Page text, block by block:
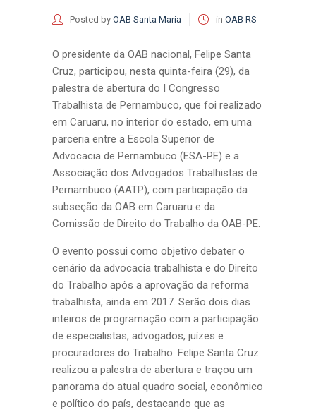
Posted by OAB Santa Maria in OAB RS
O presidente da OAB nacional, Felipe Santa
Cruz, participou, nesta quinta-feira (29), da
palestra de abertura do I Congresso
Trabalhista de Pernambuco, que foi realizado
em Caruaru, no interior do estado, em uma
parceria entre a Escola Superior de
Advocacia de Pernambuco (ESA-PE) e a
Associação dos Advogados Trabalhistas de
Pernambuco (AATP), com participação da
subseção da OAB em Caruaru e da
Comissão de Direito do Trabalho da OAB-PE.
O evento possui como objetivo debater o
cenário da advocacia trabalhista e do Direito
do Trabalho após a aprovação da reforma
trabalhista, ainda em 2017. Serão dois dias
inteiros de programação com a participação
de especialistas, advogados, juízes e
procuradores do Trabalho. Felipe Santa Cruz
realizou a palestra de abertura e traçou um
panorama do atual quadro social, econômico
e político do país, destacando que as